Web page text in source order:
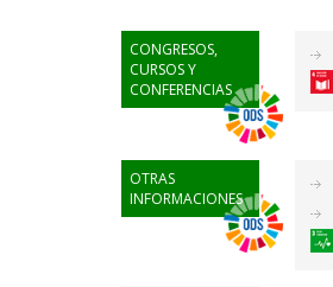
CONGRESOS,
CURSOS Y
CONFERENCIAS
OTRAS
INFORMACIONES